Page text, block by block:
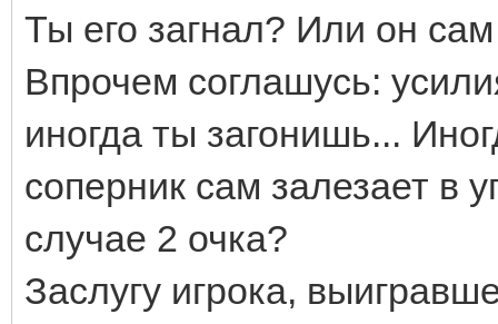
Ты его загнал? Или он сам
Впрочем соглашусь:
иногда ты загонишь...
соперник сам залезает в
случае 2 очка?
Заслугу игрока,